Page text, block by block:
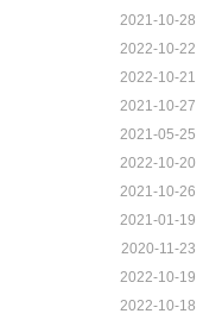
2021-10-28
2022-10-22
2022-10-21
2021-10-27
2021-05-25
2022-10-20
2021-10-26
2021-01-19
2020-11-23
2022-10-19
2022-10-18